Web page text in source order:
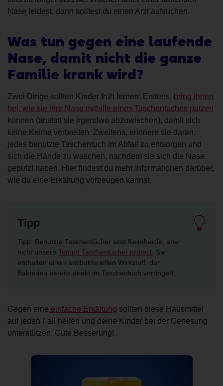
Nase leidest, dann solltest du einen Arzt aufsuchen.
Was tun gegen eine laufende
Nase, damit nicht die ganze
Familie krank wird?
Zwei Dinge sollten Kinder früh lernen: Erstens, bring ihnen
bei, wie sie ihre Nase mithilfe eines Taschentuches putzen
können (anstatt sie irgendwo abzuwischen), damit sich
keine Keime verbreiten. Zweitens, erinnere sie daran,
jedes benutzte Taschentuch im Abfall zu entsorgen und
sich die Hände zu waschen, nachdem sie sich die Nase
geputzt haben. Hier findest du mehr Informationen darüber,
wie du eine Erkältung vorbeugen kannst.
Tipp
Tipp: Benutzte Taschentücher sind Keimherde, aber
nicht unsere Tempo Taschentücher protect. Sie
enthalten einen antibakteriellen Wirkstoff, der
Bakterien bereits direkt im Taschentuch verringert.
Gegen eine einfache Erkältung sollten diese Hausmittel
auf jeden Fall helfen und deine Kinder bei der Genesung
unterstützen. Gute Besserung!